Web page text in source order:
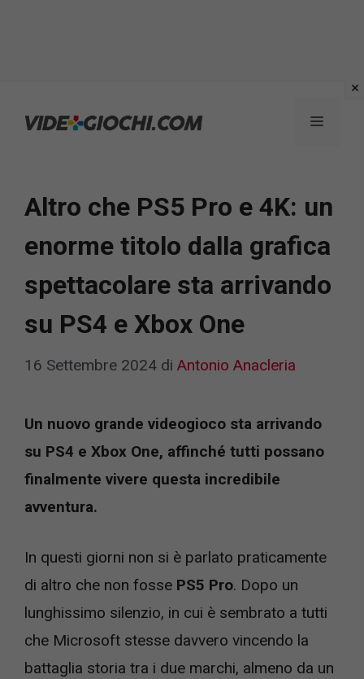
Menu
Altro che PS5 Pro e 4K: un
enorme titolo dalla grafica
spettacolare sta arrivando
su PS4 e Xbox One
16 Settembre 2024 di Antonio Anacleria
Un nuovo grande videogioco sta arrivando
su PS4 e Xbox One, affinché tutti possano
finalmente vivere questa incredibile
avventura.
In questi giorni non si è parlato praticamente
di altro che non fosse PS5 Pro. Dopo un
lunghissimo silenzio, in cui è sembrato a tutti
che Microsoft stesse davvero vincendo la
battaglia storia tra i due marchi, almeno da un